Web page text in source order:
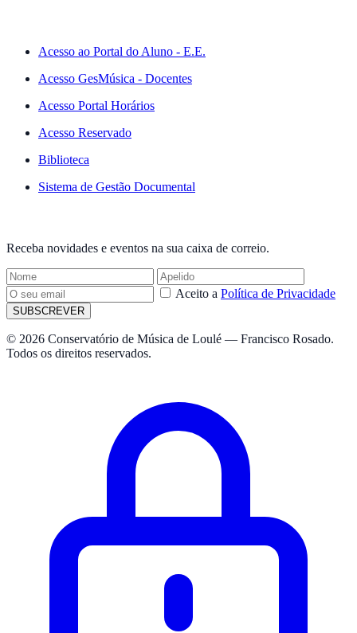
Acesso ao Portal do Aluno - E.E.
Acesso GesMúsica - Docentes
Acesso Portal Horários
Acesso Reservado
Biblioteca
Sistema de Gestão Documental
Receba novidades e eventos na sua caixa de correio.
Aceito a Política de Privacidade
SUBSCREVER
© 2026 Conservatório de Música de Loulé — Francisco Rosado.
Todos os direitos reservados.